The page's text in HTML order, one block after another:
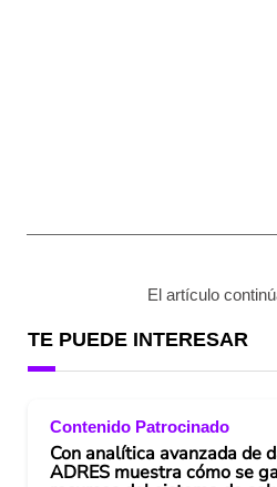
El artículo
TE PUEDE INTERESAR
Contenido Patrocinado
Con analítica avanzada de
ADRES muestra cómo se